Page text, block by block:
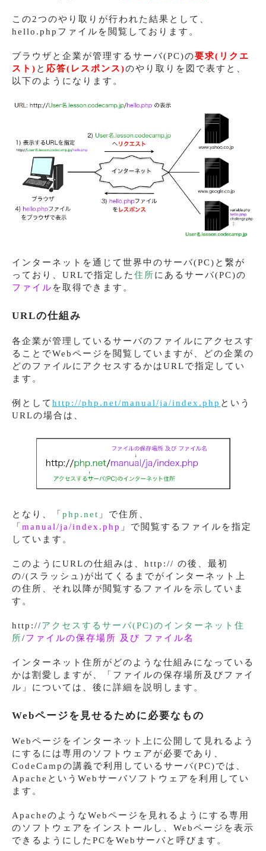
この2つのやり取りが行われた結果として、
hello.phpファイルを閲覧しております。
ブラウザと企業が管理するサーバ(PC)の要求(リクエ
スト) と 応答(レスポンス)のやり取りを図で表すと、
以下のようになります。
インターネットを通じて世界中のサーバ(PC)と繋が
っており、URLで指定した 住所にあるサーバ(PC)の
ファイル を取得できます。
URLの仕組み
各企業が管理しているサーバのファイルにアクセスす
ることでWebページを閲覧していますが、どの企業の
どのファイルにアクセスするかはURLで指定してい
ます。
例として http://php.net/manual/ja/index.php という
URLの場合は、
となり、「 php.net 」で住所、
「 manual/ja/index.php 」で閲覧するファイルを指定
しています。
このようにURLの仕組みは、http:// の後、最初
の/(スラッシュ)が出てくるまでがインターネット上
の住所、それ以降が閲覧するファイルを示していま
す。
http://アクセスするサーバ(PC)のインターネット住
所/ファイルの保存場所 及び ファイル名
インターネット住所がどのような仕組みになっている
かは割愛しますが、「ファイルの保存場所及びファイ
ル」については、後に詳細を説明します。
Webページを見せるために必要なもの
Webページをインターネット上に公開して見れるよう
にするには専用のソフトウェアが必要であり、
CodeCampの講義で利用しているサーバ(PC)では、
ApacheというWebサーバソフトウェアを利用してい
ます。
ApacheのようなWebページを見れるようにする専用
のソフトウェアをインストールし、Webページを表示
できるようにしたPCをWebサーバと呼びます。